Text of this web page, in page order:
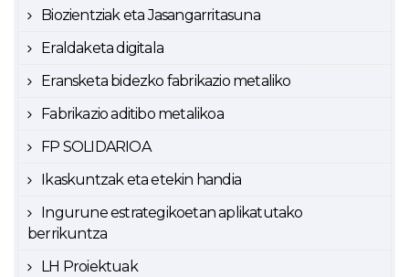
Biozientziak eta Jasangarritasuna
Eraldaketa digitala
Eransketa bidezko fabrikazio metaliko
Fabrikazio aditibo metalikoa
FP SOLIDARIOA
Ikaskuntzak eta etekin handia
Ingurune estrategikoetan aplikatutako
berrikuntza
LH Proiektuak